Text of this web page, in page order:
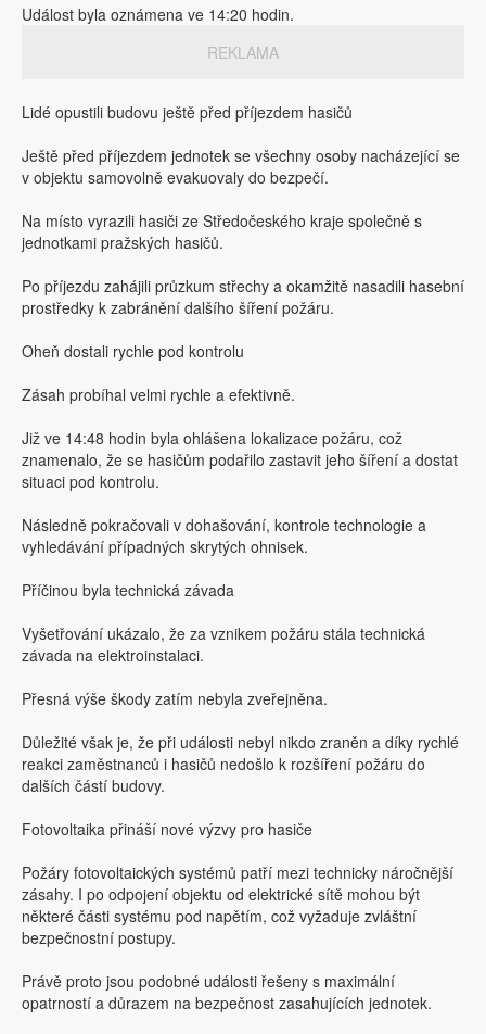
Událost byla oznámena ve 14:20 hodin.
REKLAMA
Lidé opustili budovu ještě před příjezdem hasičů
Ještě před příjezdem jednotek se všechny osoby nacházející se
v objektu samovolně evakuovaly do bezpečí.
Na místo vyrazili hasiči ze Středočeského kraje společně s
jednotkami pražských hasičů.
Po příjezdu zahájili průzkum střechy a okamžitě nasadili hasební
prostředky k zabránění dalšího šíření požáru.
Oheň dostali rychle pod kontrolu
Zásah probíhal velmi rychle a efektivně.
Již ve 14:48 hodin byla ohlášena lokalizace požáru, což
znamenalo, že se hasičům podařilo zastavit jeho šíření a dostat
situaci pod kontrolu.
Následně pokračovali v dohašování, kontrole technologie a
vyhledávání případných skrytých ohnisek.
Příčinou byla technická závada
Vyšetřování ukázalo, že za vznikem požáru stála technická
závada na elektroinstalaci.
Přesná výše škody zatím nebyla zveřejněna.
Důležité však je, že při události nebyl nikdo zraněn a díky rychlé
reakci zaměstnanců i hasičů nedošlo k rozšíření požáru do
dalších částí budovy.
Fotovoltaika přináší nové výzvy pro hasiče
Požáry fotovoltaických systémů patří mezi technicky náročnější
zásahy. I po odpojení objektu od elektrické sítě mohou být
některé části systému pod napětím, což vyžaduje zvláštní
bezpečnostní postupy.
Právě proto jsou podobné události řešeny s maximální
opatrností a důrazem na bezpečnost zasahujících jednotek.